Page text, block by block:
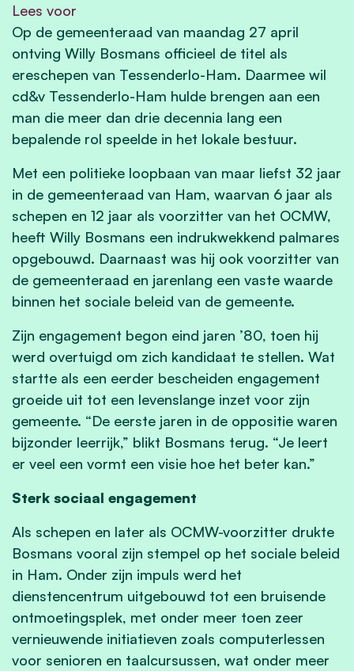
Lees voor
Op de gemeenteraad van maandag 27 april
ontving Willy Bosmans officieel de titel als
ereschepen van Tessenderlo-Ham. Daarmee wil
cd&v Tessenderlo-Ham hulde brengen aan een
man die meer dan drie decennia lang een
bepalende rol speelde in het lokale bestuur.
Met een politieke loopbaan van maar liefst 32 jaar
in de gemeenteraad van Ham, waarvan 6 jaar als
schepen en 12 jaar als voorzitter van het OCMW,
heeft Willy Bosmans een indrukwekkend palmares
opgebouwd. Daarnaast was hij ook voorzitter van
de gemeenteraad en jarenlang een vaste waarde
binnen het sociale beleid van de gemeente.
Zijn engagement begon eind jaren ’80, toen hij
werd overtuigd om zich kandidaat te stellen. Wat
startte als een eerder bescheiden engagement
groeide uit tot een levenslange inzet voor zijn
gemeente. “De eerste jaren in de oppositie waren
bijzonder leerrijk,” blikt Bosmans terug. “Je leert
er veel een vormt een visie hoe het beter kan.”
Sterk sociaal engagement
Als schepen en later als OCMW-voorzitter drukte
Bosmans vooral zijn stempel op het sociale beleid
in Ham. Onder zijn impuls werd het
dienstencentrum uitgebouwd tot een bruisende
ontmoetingsplek, met onder meer toen zeer
vernieuwende initiatieven zoals computerlessen
voor senioren en taalcursussen, wat onder meer